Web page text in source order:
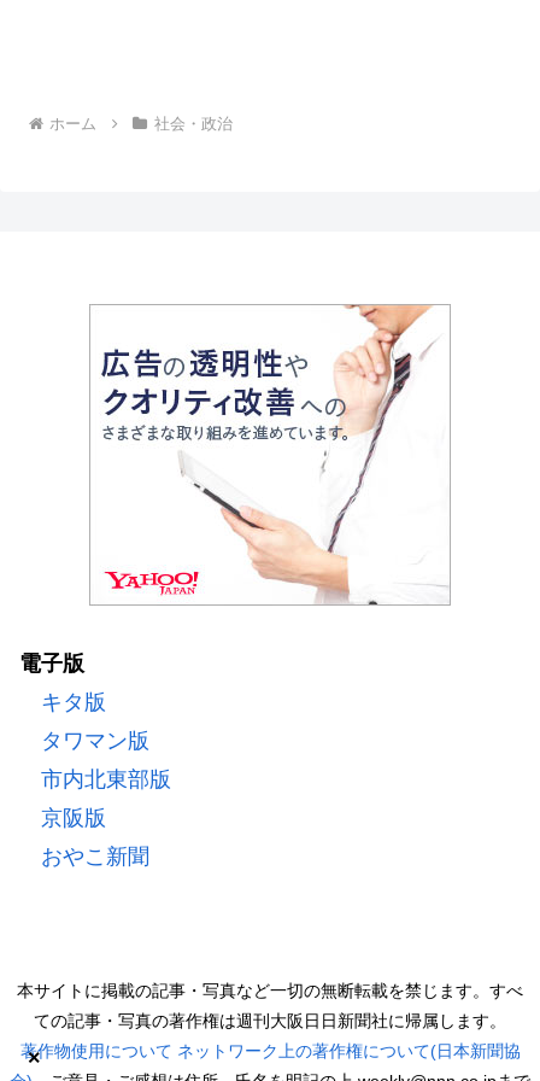
ホーム 社会・政治
×
電子版
キタ版
タワマン版
市内北東部版
京阪版
おやこ新聞
本サイトに掲載の記事・写真など一切の無断転載を禁じます。すべ
ての記事・写真の著作権は週刊大阪日日新聞社に帰属します。
著作物使用について ネットワーク上の著作権について(日本新聞協